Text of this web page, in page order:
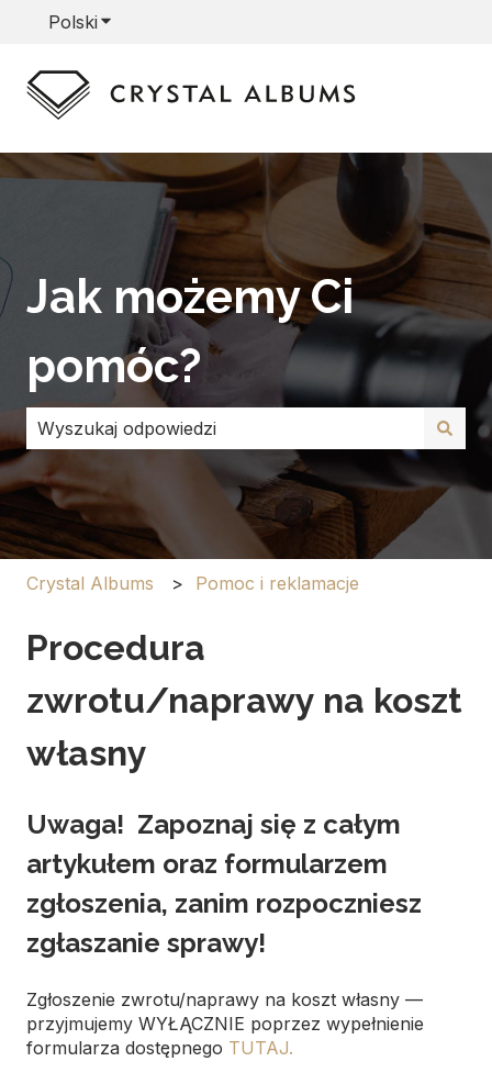
Polski Pokaż podmenu do tłumaczenia
Jak możemy Ci
pomóc?
Brak sugerowanych wyników, ponieważ pole
Crystal Albums Pomoc i reklamacje
Procedura
zwrotu/naprawy na koszt
własny
Uwaga! Zapoznaj się z całym
artykułem oraz formularzem
zgłoszenia, zanim rozpoczniesz
zgłaszanie sprawy!
Zgłoszenie zwrotu/naprawy na koszt własny —
przyjmujemy WYŁĄCZNIE poprzez wypełnienie
formularza dostępnego TUTAJ.